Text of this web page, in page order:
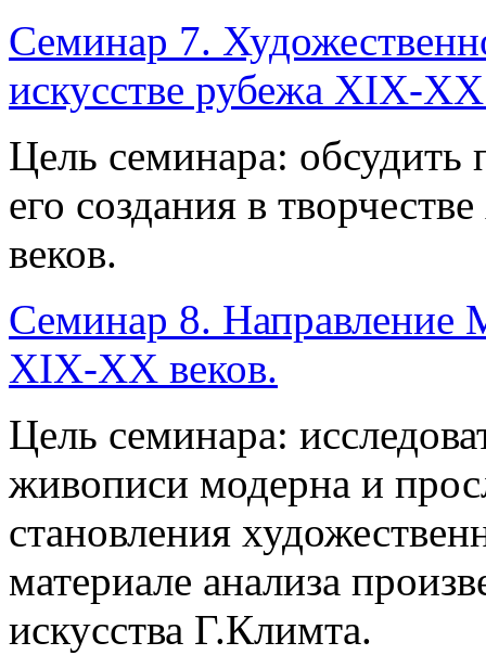
Семинар 7.
искусстве рубежа XIX-
Цель семинара: обсудить
его создания в
веков.
Семинар 8. Направление
XIX-XX веков.
Цель семинара:
живописи модерна и
становления
материале анализа
искусства Г.Климта.